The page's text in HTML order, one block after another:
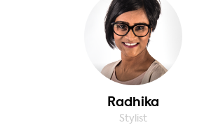
Radhika
Stylist